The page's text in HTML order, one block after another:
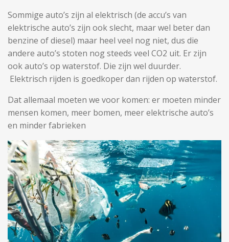
Sommige auto’s zijn al elektrisch (de accu’s van
elektrische auto’s zijn ook slecht, maar wel beter dan
benzine of diesel) maar heel veel nog niet, dus die
andere auto’s stoten nog steeds veel CO2 uit. Er zijn
ook auto’s op waterstof. Die zijn wel duurder.
Elektrisch rijden is goedkoper dan rijden op waterstof.
Dat allemaal moeten we voor komen: er moeten minder
mensen komen, meer bomen, meer elektrische auto’s
en minder fabrieken